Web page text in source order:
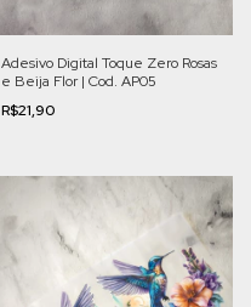
Adesivo Digital Toque Zero Rosas
e Beija Flor | Cod. AP05
R$21,90